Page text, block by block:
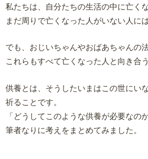
私たちは、自分たちの生活の中に亡く
まだ周りで亡くなった人がいない人に
でも、おじいちゃんやおばあちゃんの
これらもすべて亡くなった人と向き合
供養とは、そうしたいまはこの世にい
祈ることです。
「どうしてこのような供養が必要なの
筆者なりに考えをまとめてみました。